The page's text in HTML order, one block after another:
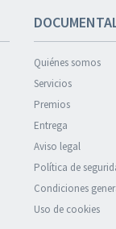
Quiénes somos
Servicios
Premios
Entrega
Aviso legal
Política de
Condiciones
Uso de cookies